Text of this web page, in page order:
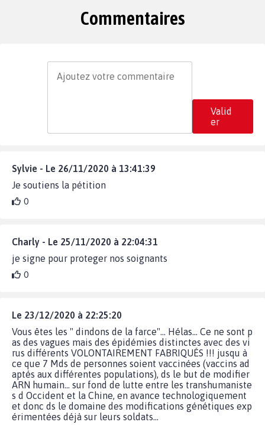
Commentaires
Valid
er
Sylvie - Le 26/11/2020 à 13:41:39
Je soutiens la pétition
0
Charly - Le 25/11/2020 à 22:04:31
je signe pour proteger nos soignants
0
Le 23/12/2020 à 22:25:20
Vous êtes les " dindons de la farce"... Hélas... Ce ne sont p
as des vagues mais des épidémies distinctes avec des vi
rus différents VOLONTAIREMENT FABRIQUÉS !!! jusqu à
ce que 7 Mds de personnes soient vaccinées (vaccins ad
aptés aux différentes populations), ds le but de modifier
ARN humain... sur fond de lutte entre les transhumaniste
s d Occident et la Chine, en avance technologiquement
et donc ds le domaine des modifications génétiques exp
érimentées déjà sur leurs soldats...